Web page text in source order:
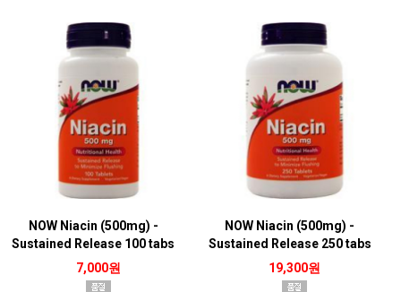
NOW Niacin (500mg) -
Sustained Release 100 tabs
7,000원
NOW Niacin (500mg) -
Sustained Release 250 tabs
19,300원